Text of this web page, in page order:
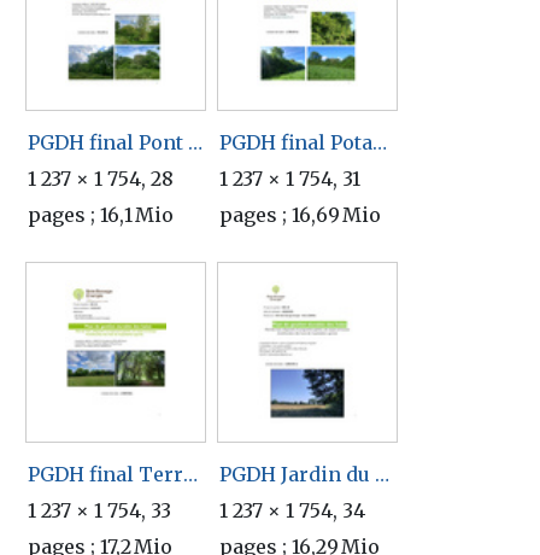
PGDH final Pont Capitaine.pdf
1 237 × 1 754, 28
pages ; 16,1 Mio
PGDH final Potagegene.pdf
1 237 × 1 754, 31
pages ; 16,69 Mio
PGDH final Terre&Lune et Au Pré du Chateau.pdf
1 237 × 1 754, 33
pages ; 17,2 Mio
PGDH Jardin du Bosc.pdf
1 237 × 1 754, 34
pages ; 16,29 Mio